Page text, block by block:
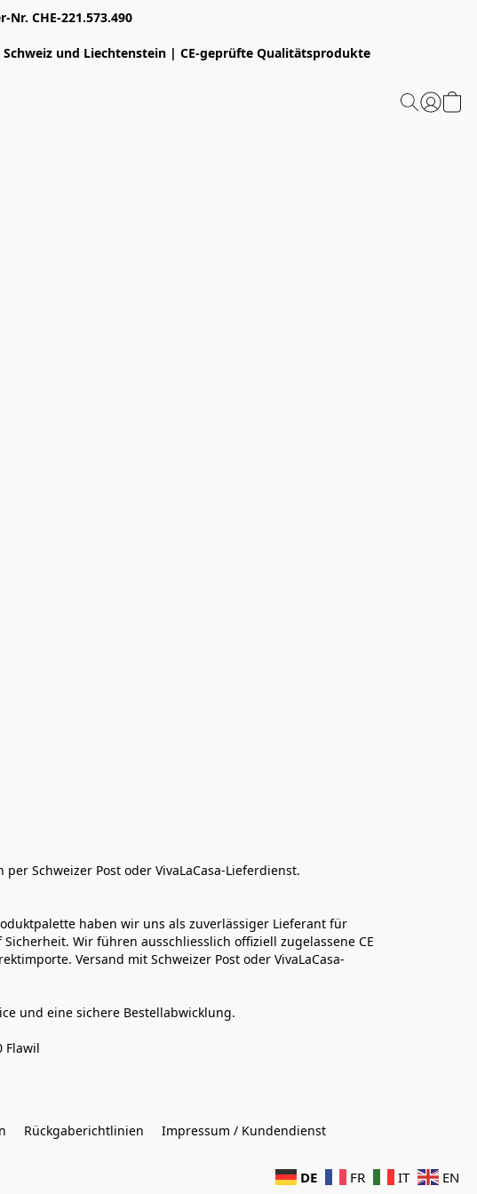
CHE-221.573.490
und Liechtenstein | CE-geprüfte Qualitätsprodukte
Schweizer Post oder VivaLaCasa-Lieferdienst.
haben wir uns als zuverlässiger Lieferant für
Wir führen ausschliesslich offiziell zugelassene CE
Versand mit Schweizer Post oder VivaLaCasa-
und eine sichere Bestellabwicklung.
Flawil
Rückgaberichtlinien
Impressum / Kundendienst
DE FR IT EN